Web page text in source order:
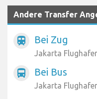
Andere Transfer
train Bei Zug
Jakarta
directions_bus Bei Bus
Jakarta